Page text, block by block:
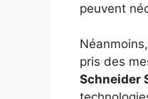
peuvent
pris des
Schneider